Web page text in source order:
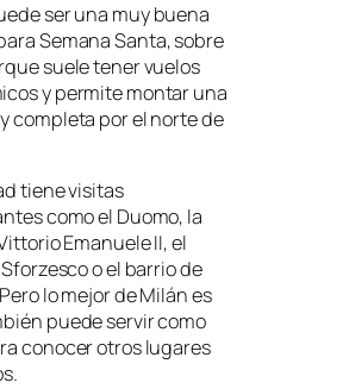
ser una muy buena
Semana Santa, sobre
suele tener vuelos
y permite montar una
completa por el norte de
tiene visitas
como el Duomo, la
Emanuele II, el
o el barrio de
lo mejor de Milán es
puede servir como
conocer otros lugares